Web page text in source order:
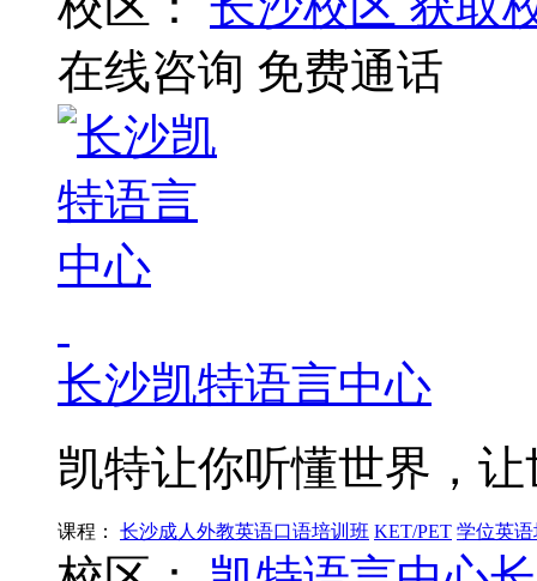
在线咨询 免费通话
长沙凯特语言中心
凯特让你听懂世界，
课程： 长沙成人外教英语口语培训班 KET/PET 学位英